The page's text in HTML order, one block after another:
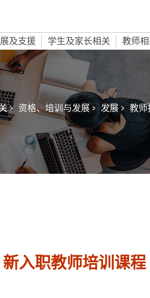
及支援 学生及家长相关 教师
> 资格、培训与发展 > 发展 > 教师
新入职教师培训课程